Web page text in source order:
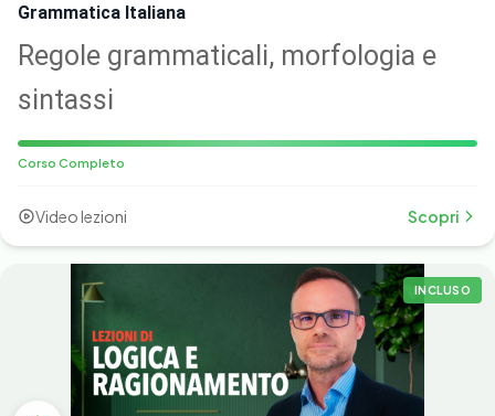
Grammatica Italiana
Regole grammaticali, morfologia e
sintassi
Corso Completo
Video lezioni Scopri
INCLUSO